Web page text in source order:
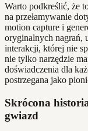
Warto podkreślić, że
na przełamywanie
motion capture i
oryginalnych nagrań,
interakcji, której nie
nie tylko narzędzie
doświadczenia dla
postrzegana jako
Skrócona
gwiazd